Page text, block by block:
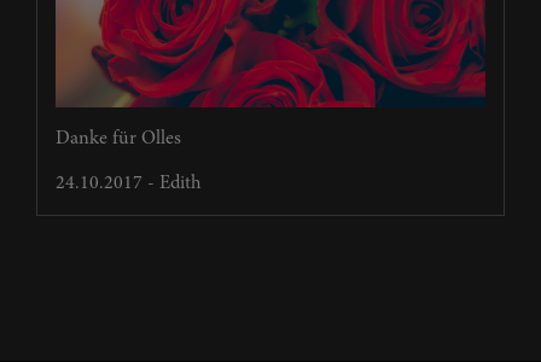
Danke für Olles
24.10.2017 - Edith